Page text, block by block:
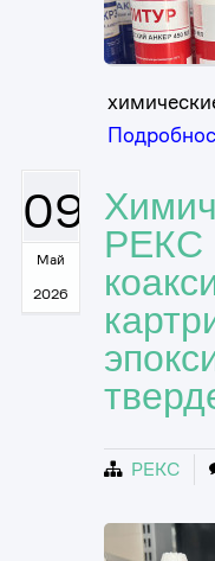
09
Май
2026
РЕКС
РЕКС